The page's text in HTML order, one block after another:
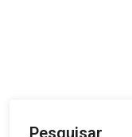
Pesquisar